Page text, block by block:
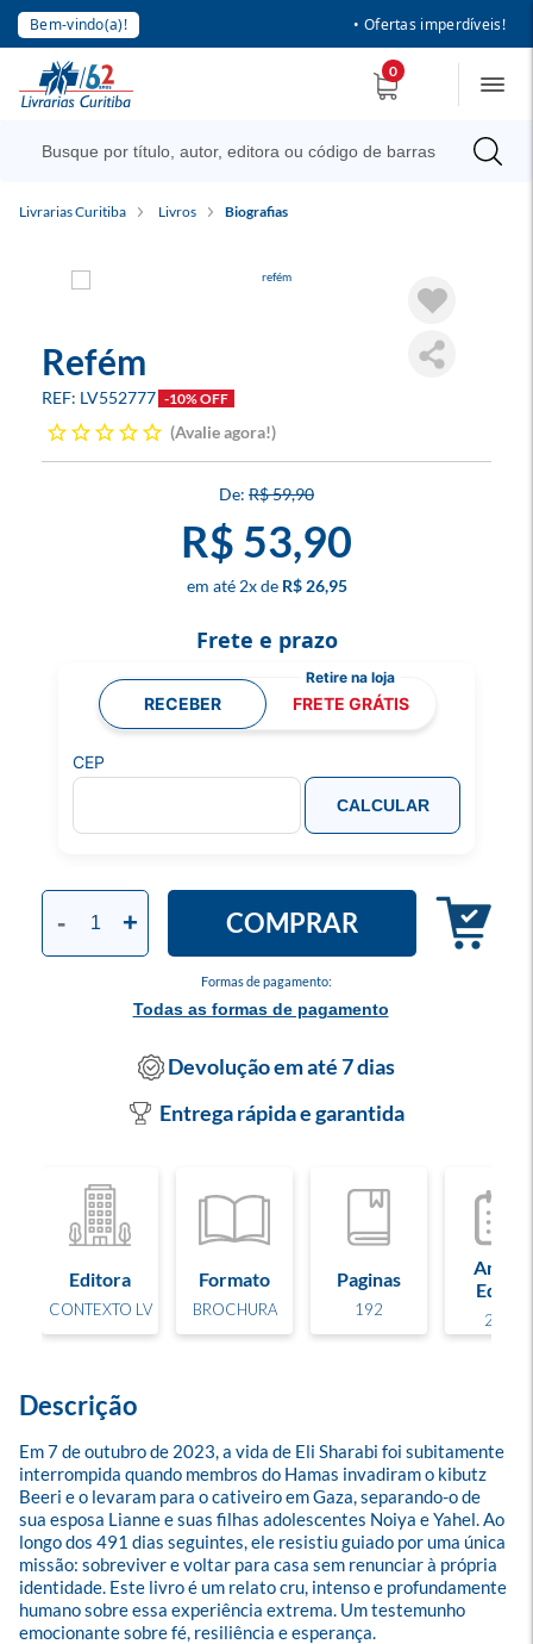
Bem-vindo(a)! • Ofertas imperdíveis!
0
Livrarias Curitiba Livros Biografias
Refém
LV552777 -10% OFF
Avalie agora!
R$ 59,90
R$ 53,90
2x R$ 26,95
Formas de pagamento:
Todas as formas de pagamento
- + COMPRAR
Frete e prazo
RECEBER FRETE GRÁTIS
CEP
CALCULAR
Devolução em até 7 dias
Entrega rápida e garantida
Editora
CONTEXTO LV
Formato
BROCHURA
Paginas
192
Ano de
Edição
2026
Descrição
Em 7 de outubro de 2023, a vida de Eli Sharabi foi subitamente
interrompida quando membros do Hamas invadiram o kibutz
Beeri e o levaram para o cativeiro em Gaza, separando-o de
sua esposa Lianne e suas filhas adolescentes Noiya e Yahel. Ao
longo dos 491 dias seguintes, ele resistiu guiado por uma única
missão: sobreviver e voltar para casa sem renunciar à própria
identidade. Este livro é um relato cru, intenso e profundamente
humano sobre essa experiência extrema. Um testemunho
emocionante sobre fé, resiliência e esperança.